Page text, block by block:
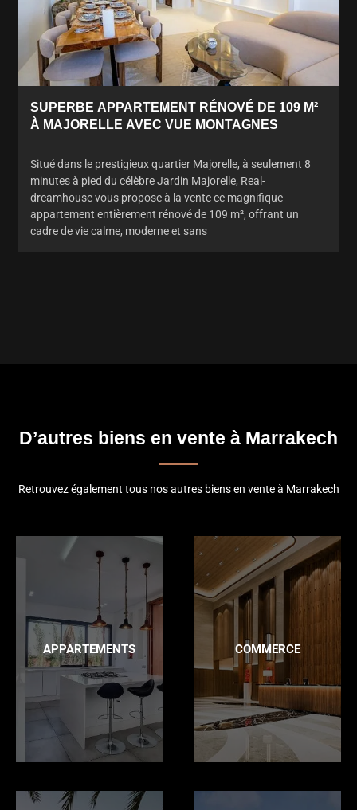
SUPERBE APPARTEMENT RÉNOVÉ DE 109 M²
À MAJORELLE AVEC VUE MONTAGNES
Situé dans le prestigieux quartier Majorelle, à seulement 8
minutes à pied du célèbre Jardin Majorelle, Real-
dreamhouse vous propose à la vente ce magnifique
appartement entièrement rénové de 109 m², offrant un
cadre de vie calme, moderne et sans
D’autres biens en vente à Marrakech
Retrouvez également tous nos autres biens en vente à Marrakech
APPARTEMENTS COMMERCE